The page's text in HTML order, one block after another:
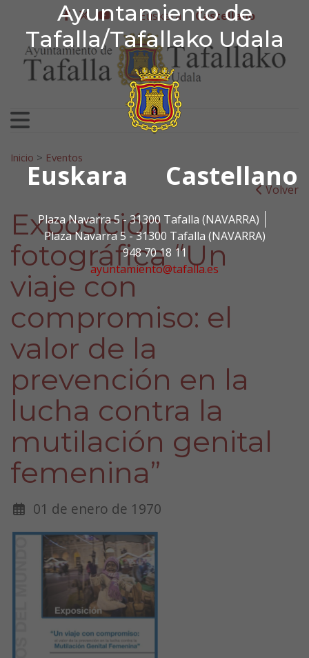
Ayuntamiento de
Tafalla/Tafallako Udala
Euskara Castellano
Plaza Navarra 5 - 31300 Tafalla (NAVARRA)
Plaza Navarra 5 - 31300 Tafalla (NAVARRA)
948 70 18 11
ayuntamiento@tafalla.es
Ir al contenido
Ayuntamiento de
facebook
twitter
youtube
Euskera Castellano
Search for:
Inicio > Eventos
Volver
Exposición
fotográfica “Un
viaje con
compromiso: el
valor de la
prevención en la
lucha contra la
mutilación genital
femenina”
01 de enero de 1970